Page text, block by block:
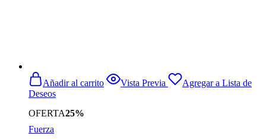
OFERTA25%
Añadir al carrito Vista Previa
Agregar a Lista de
Deseos
Fuerza